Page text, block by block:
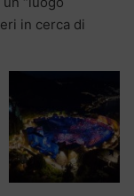
in cerca di